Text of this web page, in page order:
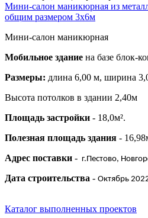
Мини-салон маникюрная из
общим размером 3х6м
Мини-салон маникюрная
Мобильное здание на базе блок-
Размеры: длина 6,00 м, ширина
Высота потолков в здании 2,40м
Площадь застройки - 18,0м².
Полезная площадь здания -
Адрес поставки - г.Пестово,
Дата строительства - Октябрь
Каталог выполненных проектов